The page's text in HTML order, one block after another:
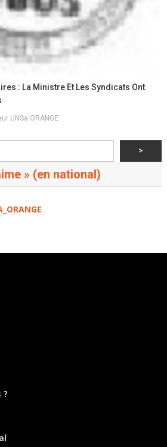
: La Ministre Et Les Syndicats Ont
UNSa ORANGE
>
» (en national)
?